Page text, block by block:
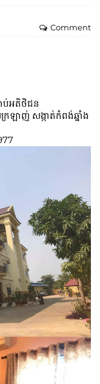
Comment
ប់អតិថិជន
ាញ់ សង្កាត់កំពង់ឆ្នាំង